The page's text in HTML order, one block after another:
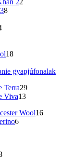
22
8
18
gyapjúfonalak
Terra29
Viva13
Wool16
6